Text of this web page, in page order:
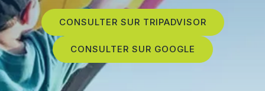
CONSULTER SUR TRIPADVISOR
CONSULTER SUR GOOGLE